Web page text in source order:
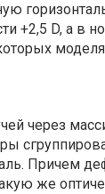
D, а в
через
Причем
же